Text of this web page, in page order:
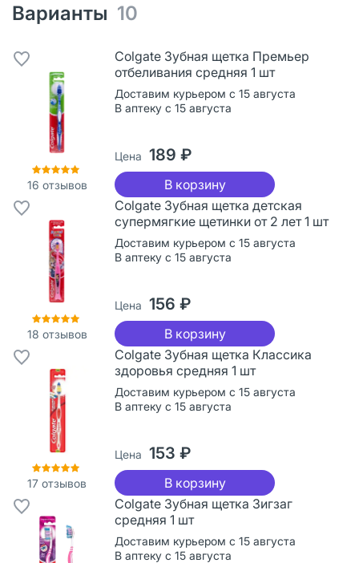
Варианты 10
16 отзывов
Colgate Зубная щетка Премьер
отбеливания средняя 1 шт
Доставим курьером с 15 августа
В аптеку с 15 августа
Цена 189 ₽
В корзину
18 отзывов
Colgate Зубная щетка детская
супермягкие щетинки от 2 лет 1 шт
Доставим курьером с 15 августа
В аптеку с 15 августа
Цена 156 ₽
В корзину
17 отзывов
Colgate Зубная щетка Классика
здоровья средняя 1 шт
Доставим курьером с 15 августа
В аптеку с 15 августа
Цена 153 ₽
В корзину
Colgate Зубная щетка Зигзаг
средняя 1 шт
Доставим курьером с 15 августа
В аптеку с 15 августа